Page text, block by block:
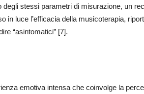
degli stessi parametri di misurazione, un
in luce l’efficacia della musicoterapia,
“asintomatici” [7].
emotiva intensa che coinvolge la